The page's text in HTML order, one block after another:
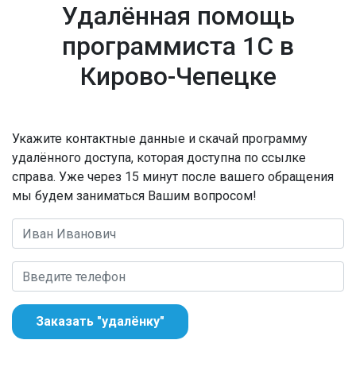
Удалённая помощь
программиста 1С в
Кирово-Чепецке
Укажите контактные данные и скачай программу
удалённого доступа, которая доступна по ссылке
справа. Уже через 15 минут после вашего обращения
мы будем заниматься Вашим вопросом!
Заказать "удалёнку"